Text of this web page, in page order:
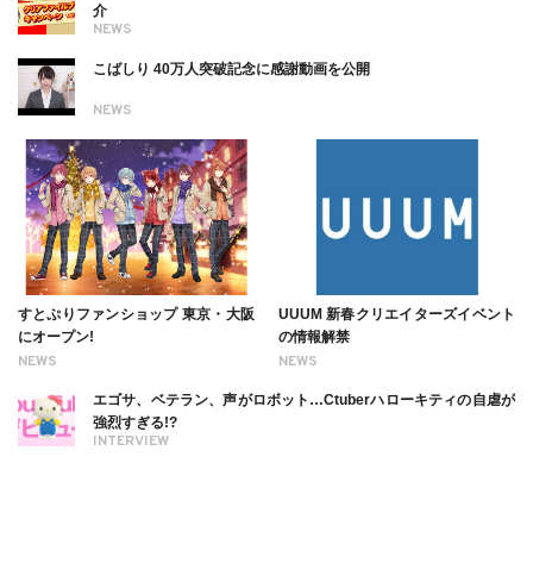
NEWS
介
NEWS
こばしり 40万人突破記念に感謝動画を公開
NEWS
すとぷりファンショップ 東京・大阪
にオープン!
NEWS
UUUM 新春クリエイターズイベント
の情報解禁
INTERVIEW
エゴサ、ベテラン、声がロボット…Ctuberハローキティの自虐が
強烈すぎる!?